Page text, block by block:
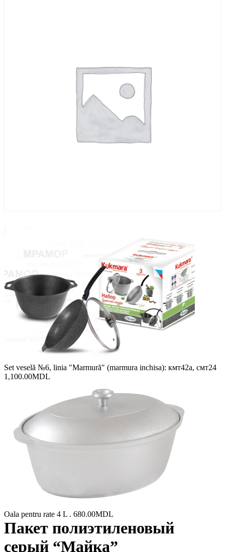
Set veselă №6, linia "Marmură" (marmura inchisa): кмт42а, cмт24
1,100.00MDL
Oala pentru rate 4 L . 680.00MDL
Пакет полиэтиленовый
серый “Майка”